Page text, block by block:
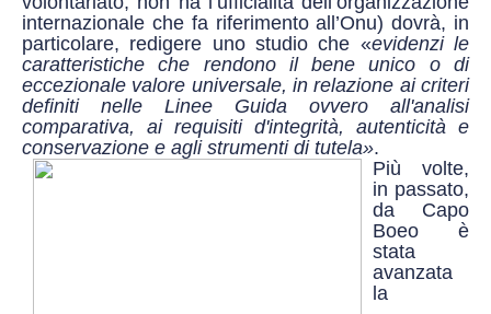
internazionale che fa riferimento all’Onu) dovrà, in
particolare, redigere uno studio che «evidenzi le
caratteristiche che rendono il bene unico o di
eccezionale valore universale, in relazione ai criteri
definiti nelle Linee Guida ovvero all'analisi
comparativa, ai requisiti d'integrità, autenticità e
conservazione e agli strumenti di tutela».
Più volte,
in passato,
da Capo
Boeo è
stata
avanzata
la